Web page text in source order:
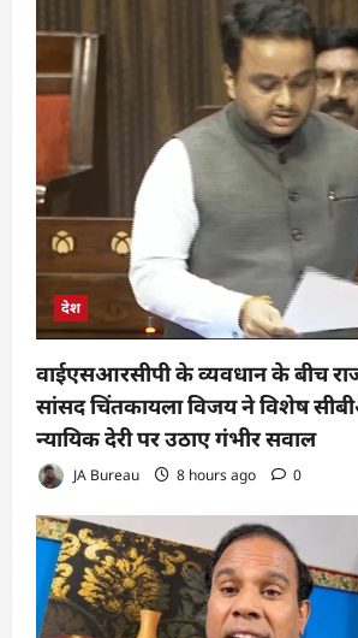
देश
वाईएसआरसीपी के व्यवधान के बीच
सांसद चिंतकायला विजय ने विशेष
न्यायिक देरी पर उठाए गंभीर सवाल
JA Bureau 8 hours ago 0